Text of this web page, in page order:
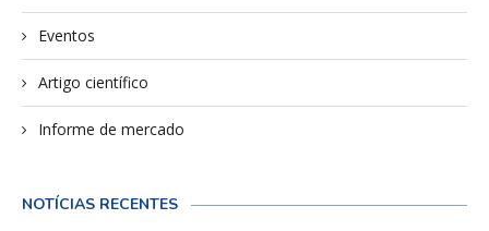
Eventos
Artigo científico
Informe de mercado
NOTÍCIAS RECENTES